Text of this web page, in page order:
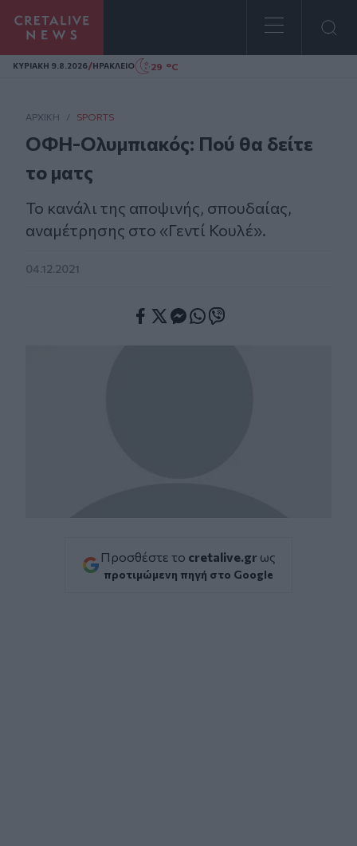
Homepage
ΚΥΡΙΑΚΗ 9.8.2026/ΗΡΑΚΛΕΙΟ 29 °C
ΑΡΧΙΚΗ / SPORTS
ΟΦΗ-Ολυμπιακός: Πού θα δείτε
το ματς
Το κανάλι της αποψινής, σπουδαίας,
αναμέτρησης στο «Γεντί Κουλέ».
04.12.2021
Προσθέστε το cretalive.gr ως
προτιμώμενη πηγή στο Google